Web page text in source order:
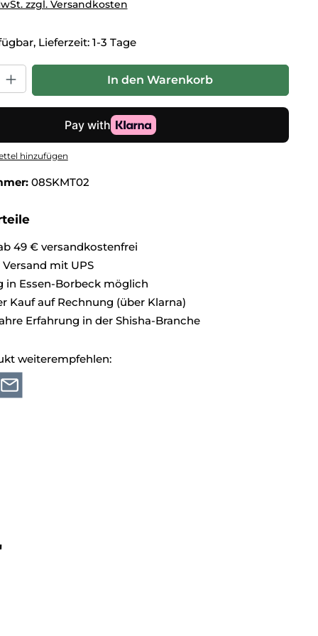
zzgl. Versandkosten
Lieferzeit: 1-3 Tage
Gib den gewünschten Wert ein oder benutze die
In den Warenkorb
hinzufügen
08SKMT02
49 € versandkostenfrei
mit UPS
in Essen-Borbeck möglich
Kauf auf Rechnung (über Klarna)
Erfahrung in der Shisha-Branche
weiterempfehlen: